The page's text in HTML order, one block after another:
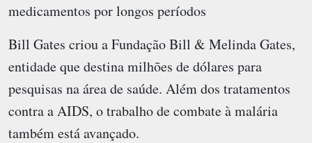
medicamentos por longos períodos
Bill Gates criou a Fundação Bill & Melinda Gates,
entidade que destina milhões de dólares para
pesquisas na área de saúde. Além dos tratamentos
contra a AIDS, o trabalho de combate à malária
também está avançado.